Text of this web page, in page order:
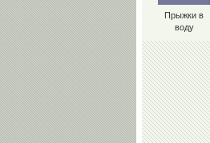
Прыжки в
воду